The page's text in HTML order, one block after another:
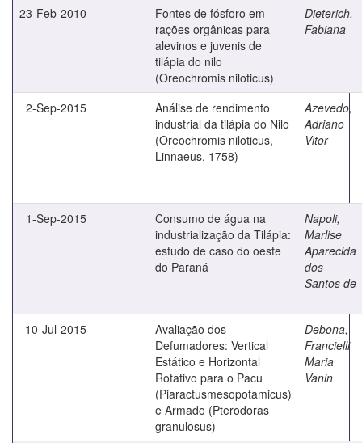
23-Feb-2010
Fontes de fósforo em
rações orgânicas para
alevinos e juvenis de
tilápia do nilo
(Oreochromis niloticus)
Dieterich,
Fabiana
2-Sep-2015
Análise de rendimento
industrial da tilápia do Nilo
(Oreochromis niloticus,
Linnaeus, 1758)
Azevedo,
Adriano
Vitor
1-Sep-2015
Consumo de água na
industrialização da Tilápia:
estudo de caso do oeste
do Paraná
Napoli,
Marlise
Aparecida
dos
Santos de
10-Jul-2015
Avaliação dos
Defumadores: Vertical
Estático e Horizontal
Rotativo para o Pacu
(Piaractusmesopotamicus)
e Armado (Pterodoras
granulosus)
Debona,
Francielli
Maria
Vanin